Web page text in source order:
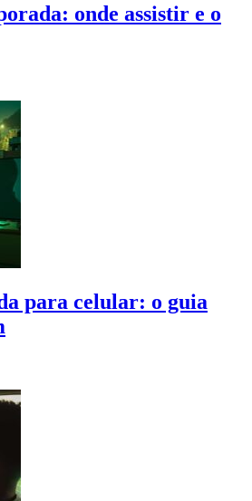
onde assistir e o
para celular: o guia